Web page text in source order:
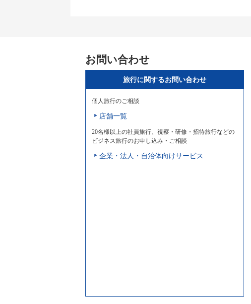
お問い合わせ
旅行に関するお問い合わせ
個人旅行のご相談
店舗一覧
20名様以上の社員旅行、視察・研修・招待旅行などの
ビジネス旅行のお申し込み・ご相談
企業・法人・自治体向けサービス